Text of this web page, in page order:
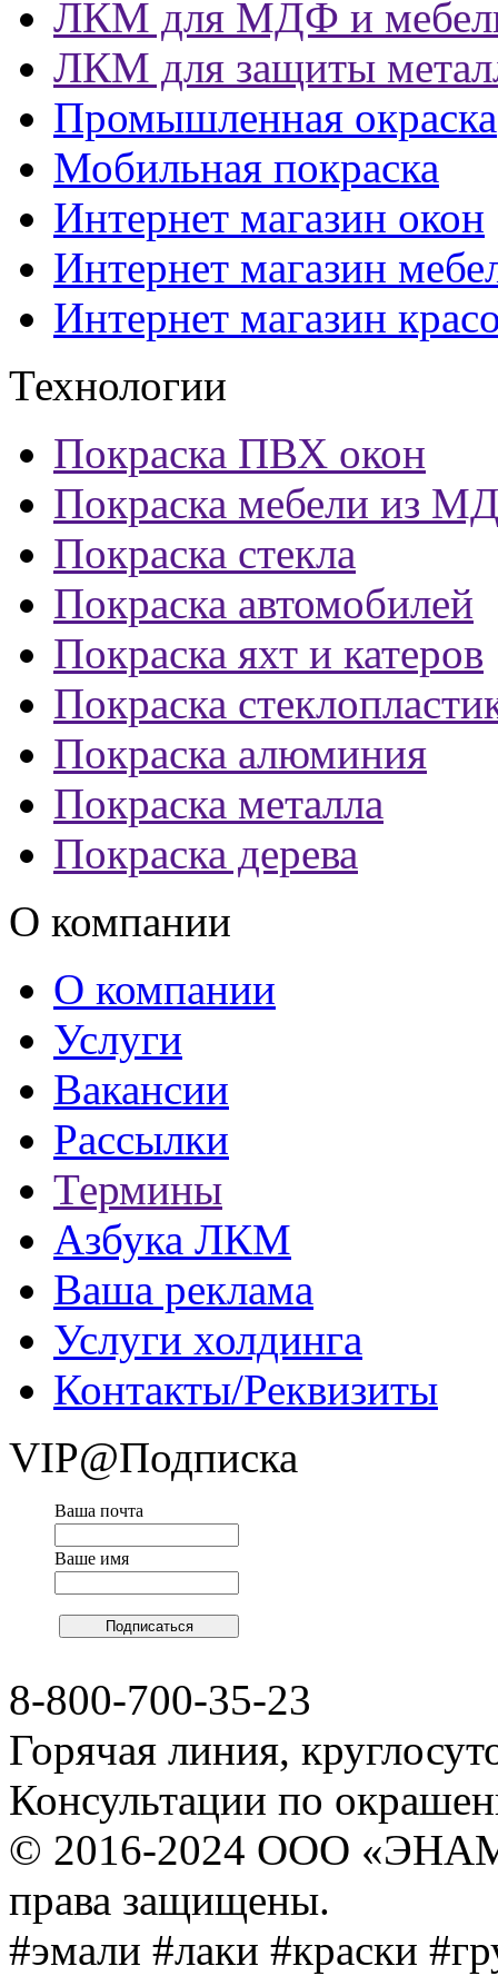
ЛКМ для МДФ и
ЛКМ для защиты
Промышленная окраска
Мобильная покраска
Интернет магазин окон
Интернет магазин
Интернет магазин
Технологии
Покраска ПВХ окон
Покраска мебели из
Покраска стекла
Покраска автомобилей
Покраска яхт и катеров
Покраска
Покраска алюминия
Покраска металла
Покраска дерева
О компании
О компании
Услуги
Вакансии
Рассылки
Термины
Азбука ЛКМ
Ваша реклама
Услуги холдинга
Контакты/Реквизиты
VIP@Подписка
Ваша почта
Ваше имя
8-800-700-35-23
Горячая линия,
Консультации по
© 2016-2024 ООО
права защищены.
#эмали #лаки #краски